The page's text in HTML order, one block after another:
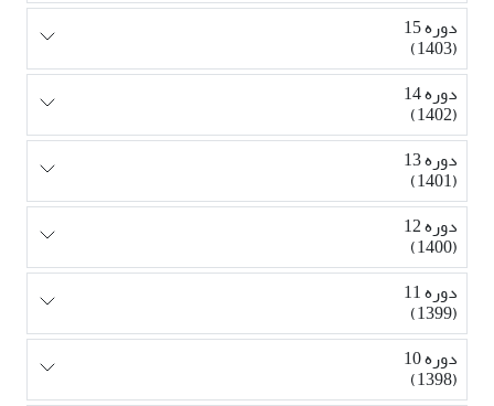
دوره 15
(1403)
دوره 14
(1402)
دوره 13
(1401)
دوره 12
(1400)
دوره 11
(1399)
دوره 10
(1398)